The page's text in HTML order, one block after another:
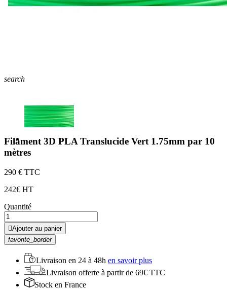
search
Filament 3D PLA Translucide Vert 1.75mm par 10
mètres
290 € TTC
242€ HT
Quantité
Ajouter au panier
favorite_border
Livraison en 24 à 48h en savoir plus
Livraison offerte à partir de 69€ TTC
Stock en France